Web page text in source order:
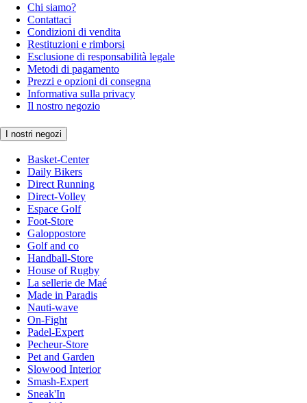
Chi siamo?
Contattaci
Condizioni di vendita
Restituzioni e rimborsi
Esclusione di responsabilità legale
Metodi di pagamento
Prezzi e opzioni di consegna
Informativa sulla privacy
Il nostro negozio
I nostri negozi
Basket-Center
Daily Bikers
Direct Running
Direct-Volley
Espace Golf
Foot-Store
Galoppostore
Golf and co
Handball-Store
House of Rugby
La sellerie de Maé
Made in Paradis
Nauti-wave
On-Fight
Padel-Expert
Pecheur-Store
Pet and Garden
Slowood Interior
Smash-Expert
Sneak'In